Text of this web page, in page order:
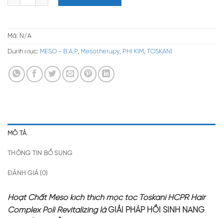
Mã: N/A
Danh mục: MESO - B.A.P, Mesotherapy, PHI KIM, TOSKANI
MÔ TẢ
THÔNG TIN BỔ SUNG
ĐÁNH GIÁ (0)
Hoạt Chất Meso kích thích mọc tóc Toskani HCPR Hair
Complex Poli Revitalizing làGIẢI PHÁP HỒI SINH NANG